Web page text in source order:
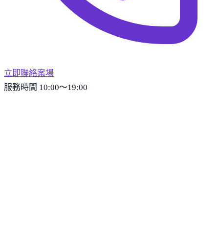
立即聯絡案場
服務時間 10:00～19:00